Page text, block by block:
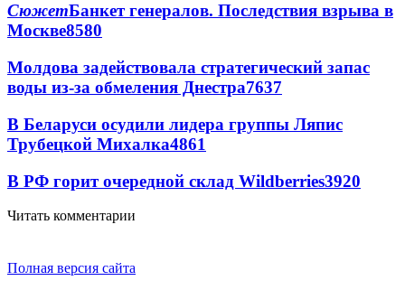
СюжетБанкет генералов. Последствия взрыва в
Москве8580
Молдова задействовала стратегический запас
воды из-за обмеления Днестра7637
В Беларуси осудили лидера группы Ляпис
Трубецкой Михалка4861
В РФ горит очередной склад Wildberries3920
Читать комментарии
Полная версия сайта